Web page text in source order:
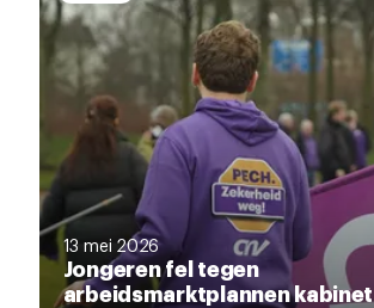
13 mei 2026
Jongeren fel tegen
arbeidsmarktplannen kabinet